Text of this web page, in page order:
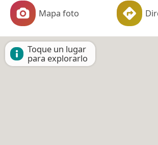
Mapa foto
Toque un lugar
para explorarlo